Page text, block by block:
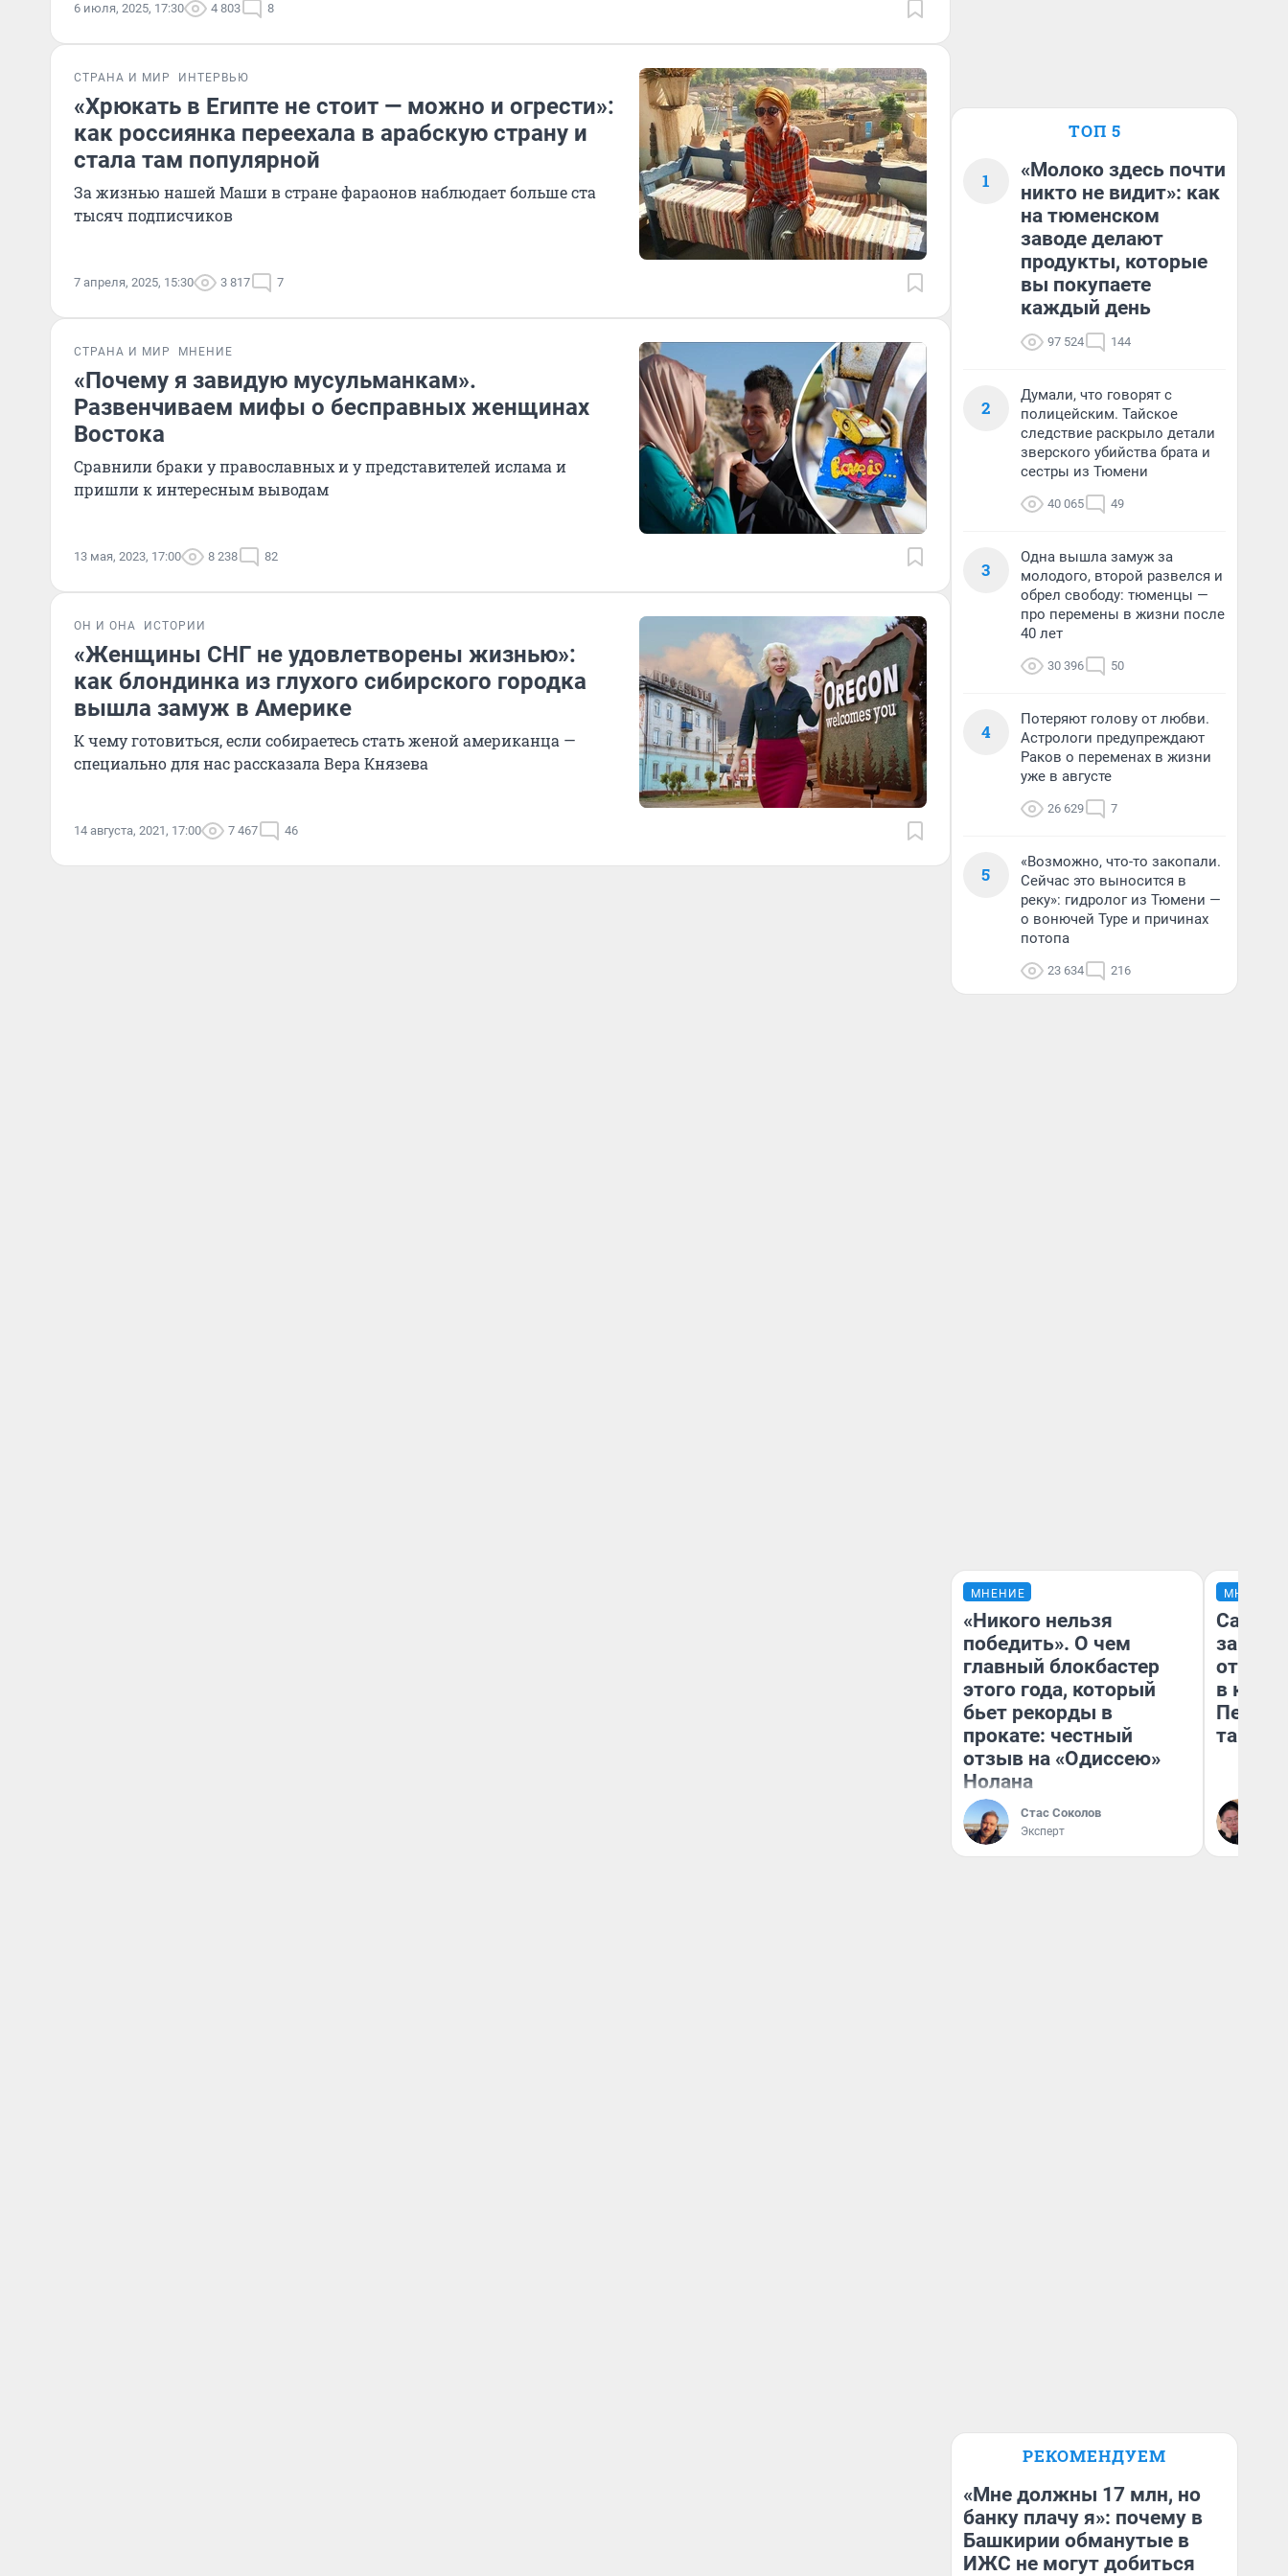
6 июля, 2025, 17:30 4 803 8
СТРАНА И МИР ИНТЕРВЬЮ
«Хрюкать в Египте не стоит — можно и огрести»:
как россиянка переехала в арабскую страну и
стала там популярной
За жизнью нашей Маши в стране фараонов наблюдает больше ста
тысяч подписчиков
7 апреля, 2025, 15:30 3 817 7
СТРАНА И МИР МНЕНИЕ
«Почему я завидую мусульманкам».
Развенчиваем мифы о бесправных женщинах
Востока
Сравнили браки у православных и у представителей ислама и
пришли к интересным выводам
13 мая, 2023, 17:00 8 238 82
ОН И ОНА ИСТОРИИ
«Женщины СНГ не удовлетворены жизнью»:
как блондинка из глухого сибирского городка
вышла замуж в Америке
К чему готовиться, если собираетесь стать женой американца —
специально для нас рассказала Вера Князева
14 августа, 2021, 17:00 7 467 46
ТОП 5
1
«Молоко здесь почти
никто не видит»: как
на тюменском
заводе делают
продукты, которые
вы покупаете
каждый день
97 524 144
2
Думали, что говорят с
полицейским. Тайское
следствие раскрыло детали
зверского убийства брата и
сестры из Тюмени
40 065 49
3
Одна вышла замуж за
молодого, второй развелся и
обрел свободу: тюменцы —
про перемены в жизни после
40 лет
30 396 50
4
Потеряют голову от любви.
Астрологи предупреждают
Раков о переменах в жизни
уже в августе
26 629 7
5
«Возможно, что-то закопали.
Сейчас это выносится в
реку»: гидролог из Тюмени —
о вонючей Туре и причинах
потопа
23 634 216
МНЕНИЕ
«Никого нельзя
победить». О чем
главный блокбастер
этого года, который
бьет рекорды в
прокате: честный
отзыв на «Одиссею»
Нолана
Стас Соколов
Эксперт
МНЕНИЕ
Самая
в
там
РЕКОМЕНДУЕМ
«Мне должны 17 млн, но
банку плачу я»: почему в
Башкирии обманутые в
ИЖС не могут добиться